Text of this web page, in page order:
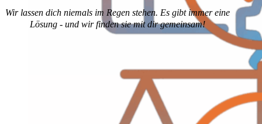
Wir lassen dich niemals im Regen stehen. Es gibt immer eine
Lösung - und wir finden sie mit dir gemeinsam!